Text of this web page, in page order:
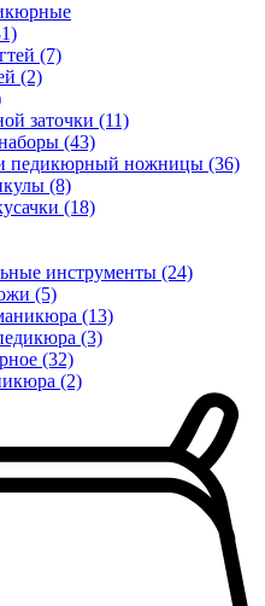
(7)
(2)
заточки (11)
(43)
педикюрный ножницы (36)
(8)
(18)
инструменты (24)
(5)
(13)
(3)
(32)
(2)